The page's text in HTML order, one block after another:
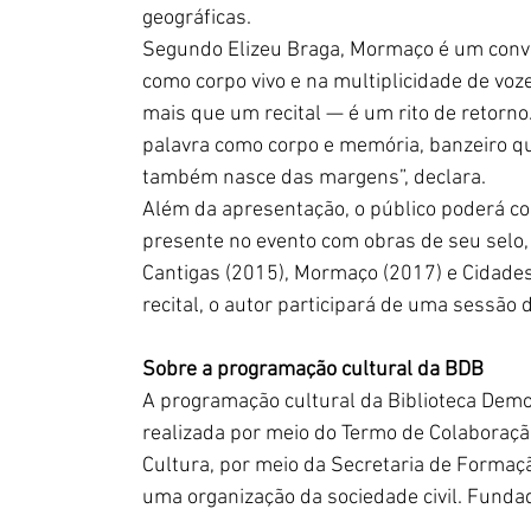
geográficas.
Segundo Elizeu Braga, Mormaço é um
como corpo vivo e na multiplicidade de
mais que um recital — é um rito de
palavra como corpo e memória, banzeiro
também nasce das margens”, declara.
Além da apresentação, o público poderá
presente no evento com obras de seu
Cantigas (2015), Mormaço (2017) e
recital, o autor participará de uma sessão
Sobre a programação cultural da BDB
A programação cultural da Biblioteca
realizada por meio do Termo de
Cultura, por meio da Secretaria de
uma organização da sociedade civil.